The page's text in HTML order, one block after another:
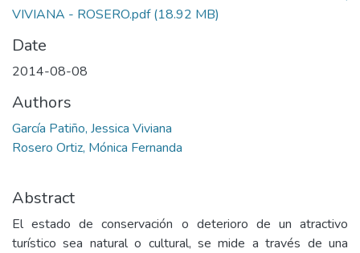
VIVIANA - ROSERO.pdf(18.92 MB)
Date
2014-08-08
Authors
García Patiño, Jessica Viviana
Rosero Ortiz, Mónica Fernanda
Abstract
El estado de conservación o deterioro de un atractivo
turístico sea natural o cultural, se mide a través de una